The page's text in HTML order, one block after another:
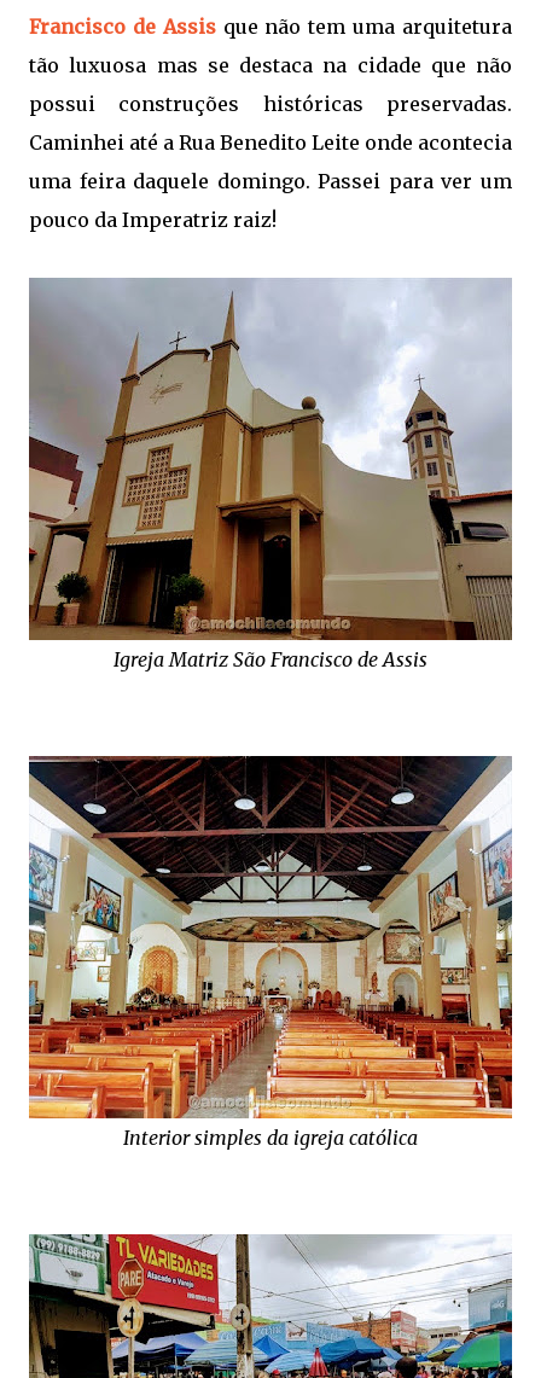
Francisco de Assisque não tem uma arquitetura
tão luxuosa mas se destaca na cidade que não
possui construções históricas preservadas.
Caminhei até a Rua Benedito Leite onde acontecia
uma feira daquele domingo. Passei para ver um
pouco da Imperatriz raiz!
Igreja Matriz São Francisco de Assis
Interior simples da igreja católica